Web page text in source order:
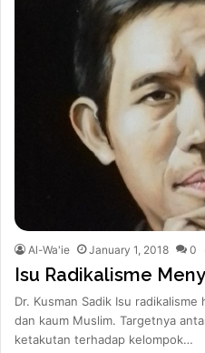
Al-Wa'ie January 1, 2018 0
Isu Radikalisme
Dr. Kusman Sadik Isu
dan kaum Muslim. Targetnya
ketakutan terhadap kelompok…